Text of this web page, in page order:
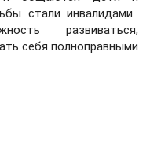
стали инвалидами.
развиваться,
себя полноправными